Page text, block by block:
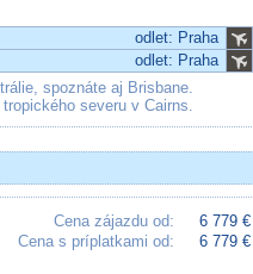
odlet: Praha
odlet: Praha
spoznáte aj Brisbane.
severu v Cairns.
Cena zájazdu od:
6 779 €
Cena s príplatkami od:
6 779 €